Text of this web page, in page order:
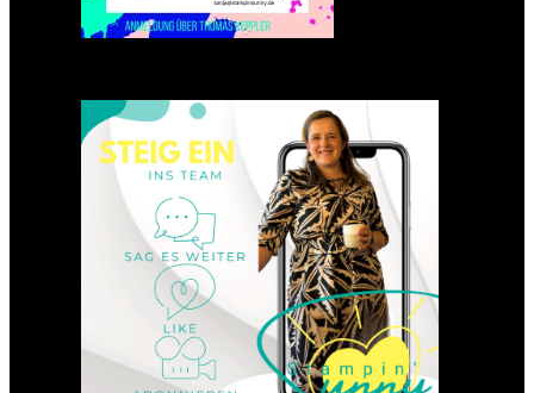
Einsteigen 2025 im Team
Stampin‘ Sunny
23. Januar 2025